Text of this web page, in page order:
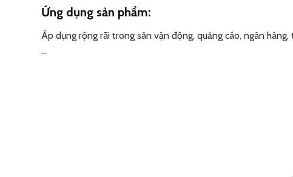
Ứng dụng sản phẩm:
Áp dụng rộng rãi trong sân vận động, quảng cáo, ngân
…